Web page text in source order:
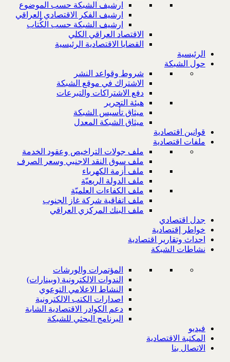
ارشيف الشبكة حسب الموضوع
ارشيف الفكر الاقتصادي العراقي
ارشيف الشبكة حسب الكُتاب
الاقتصاد العراقي الكلي
القضايا الاقتصادية الرئيسية
الرئيسية
حول الشبكة
شروط وقواعد النشر
الاشتراك في موقع الشبكة
دفع الاشتراكات والتبرعات
هيئة التحرير
ميثاق تأسيس الشبكة
ميثاق الشبكة المعدل
قوانين اقتصادية
ملفات اقتصادية
ملف جولات التراخيص وعقود الخدمة
ملف سوق النقد الاجنبي وسعر الصرف
ملف أزمة الكهرباء
ملف الدولة الريعيّة
ملف الكفاءات العلميّة
ملف اتفاقية شركة غاز الجنوب
ملف البنك المركزي العراقي
جدل اقتصادي
خواطر إقتصادية
احداث وتقارير اقتصادية
نشاطات الشبكة
المؤتمرات والورشات
الندوات الالكترونية (وبينارات)
النشاط الاعلامي التوعوي
اصدارات الكتب الالكترونية
دعم الكوادر الاقتصادية الشابة
البرنامج البحثي للشبكة
فيديو
المكتبة الاقتصادية
الاتصال بنا